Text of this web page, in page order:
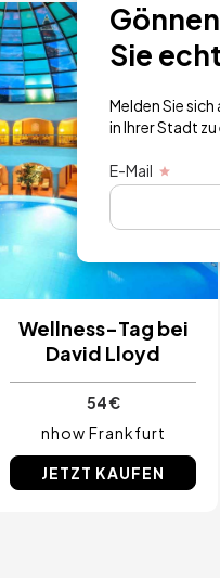
Wellness-Tag bei
David Lloyd
54 €
nhow Frankfurt
JETZT KAUFEN
Sie
Melden Sie
in Ihrer Stadt
E-Mail